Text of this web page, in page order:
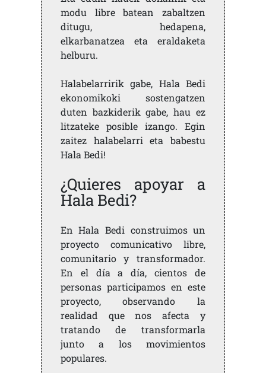
modu libre batean zabaltzen
ditugu, hedapena,
elkarbanatzea eta eraldaketa
helburu.
Halabelarririk gabe, Hala Bedi
ekonomikoki sostengatzen
duten bazkiderik gabe, hau ez
litzateke posible izango. Egin
zaitez halabelarri eta babestu
Hala Bedi!
¿Quieres apoyar a
Hala Bedi?
En Hala Bedi construimos un
proyecto comunicativo libre,
comunitario y transformador.
En el día a día, cientos de
personas participamos en este
proyecto, observando la
realidad que nos afecta y
tratando de transformarla
junto a los movimientos
populares.